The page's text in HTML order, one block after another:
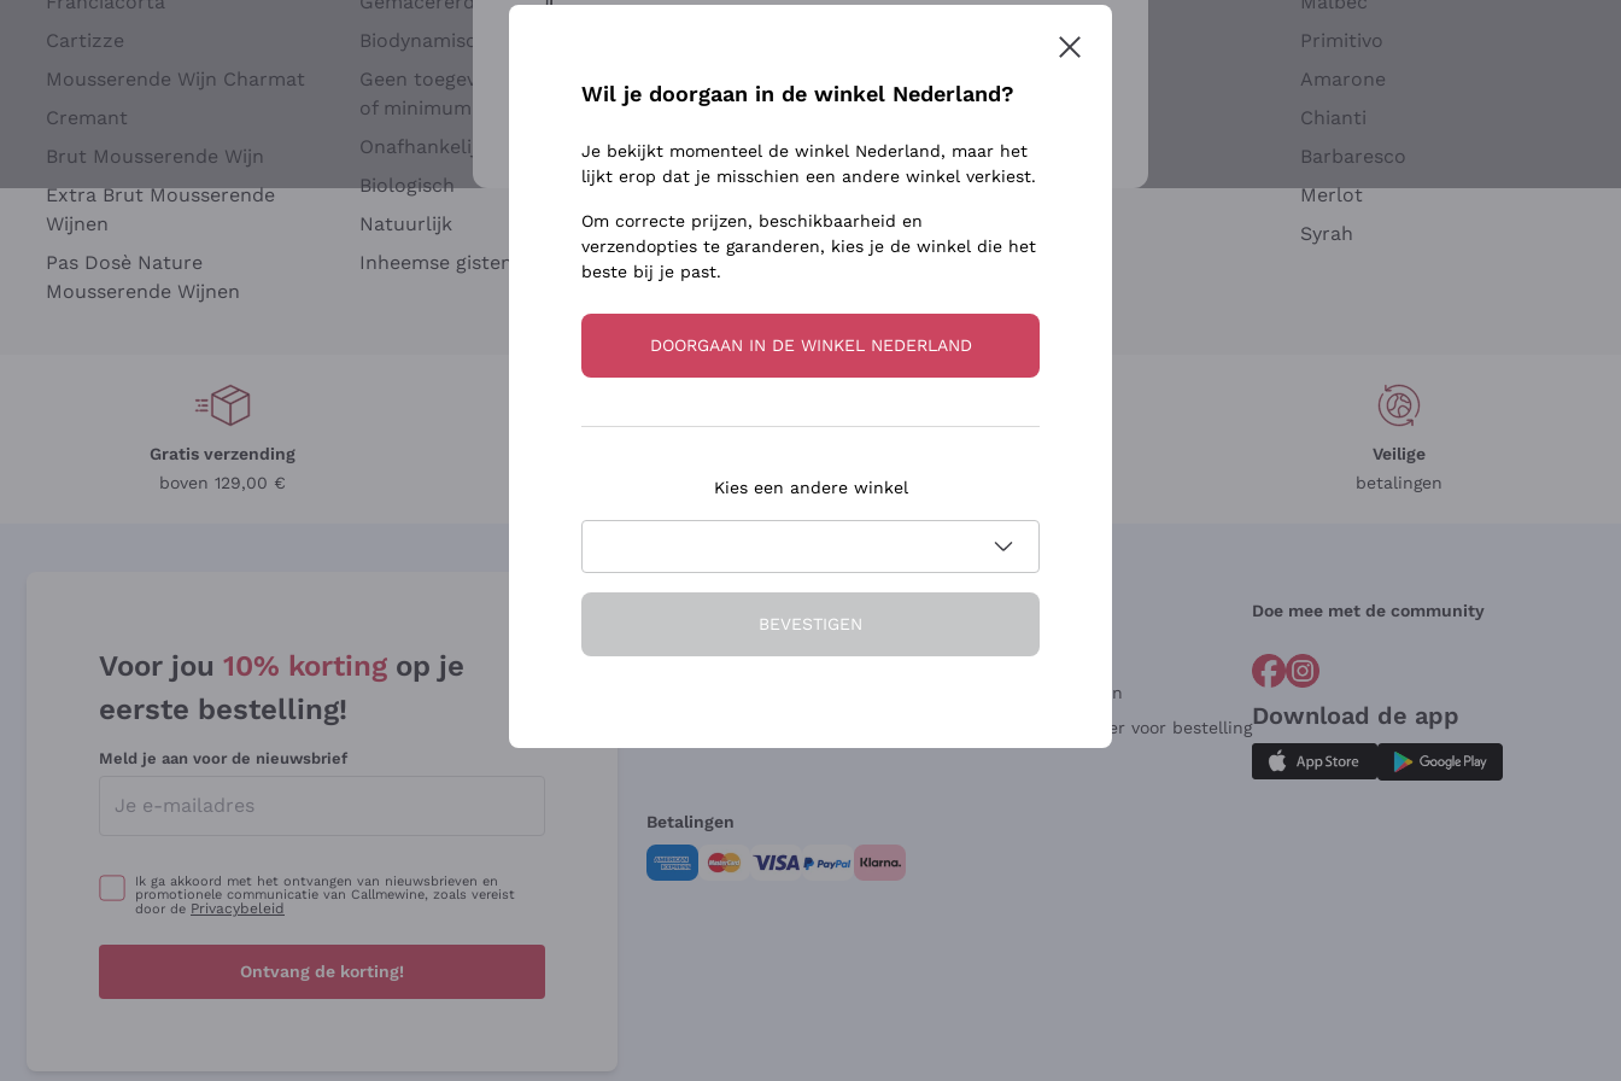
Cartizze
Mousserende Wijn Charmat
Cremant
Brut Mousserende Wijn
Extra Brut Mousserende
Wijnen
Pas Dosè Nature
Mousserende Wijnen
Biodynamisch
Geen toegevoegde sulfieten
of minimum
Onafhankelijke Wijnbouwers
Biologisch
Natuurlijk
Inheemse gisten
Argiolas
Ca' dei Frati
Chardonnay
Sauvignon
Primitivo
Amarone
Chianti
Barbaresco
Merlot
Syrah
Gratis verzending
boven 129,00 €
Veilige
betalingen
Voor jou 10% korting op je
eerste bestelling!
Meld je aan voor de nieuwsbrief
Ik ga akkoord met het ontvangen van nieuwsbrieven en
promotionele communicatie van Callmewine, zoals vereist
door de Privacybeleid
Ontvang de korting!
Over ons
Klantenservice
Verkoopvoorwaarden
Herroepingsformulier voor bestelling
Doe mee met de community
Download de app
Betalingen
Voor meer informatie, lees onzePrivacybeleid
Wil je doorgaan in de winkel Nederland?
Je bekijkt momenteel de winkel Nederland, maar het
lijkt erop dat je misschien een andere winkel verkiest.
Om correcte prijzen, beschikbaarheid en
verzendopties te garanderen, kies je de winkel die het
beste bij je past.
DOORGAAN IN DE WINKEL NEDERLAND
Kies een andere winkel
BEVESTIGEN